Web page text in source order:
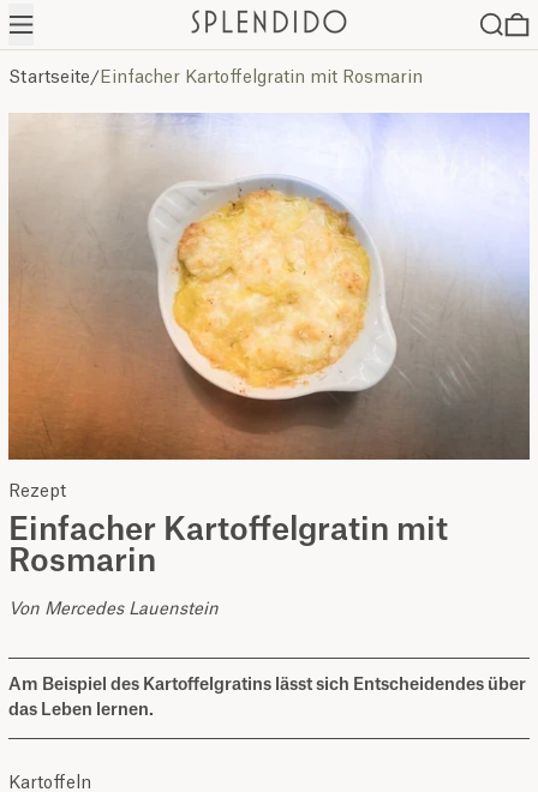
Menü
Startseite/ Einfacher Kartoffelgratin mit Rosmarin
Rezept
Einfacher Kartoffelgratin mit
Rosmarin
Von Mercedes Lauenstein
Am Beispiel des Kartoffelgratins lässt sich Entscheidendes über
das Leben lernen.
Kartoffeln